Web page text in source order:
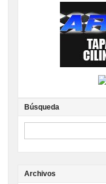
Búsqueda
Archivos